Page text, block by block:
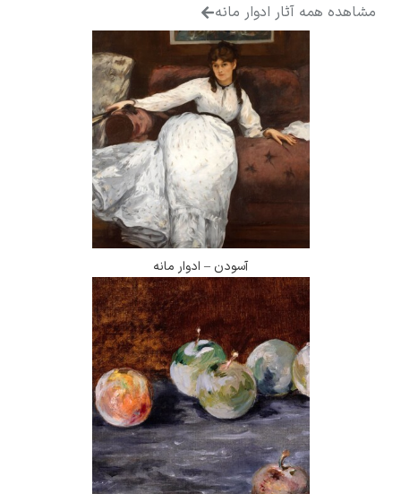
همه آثار ادوار مانه
آسودن – ادوار مانه